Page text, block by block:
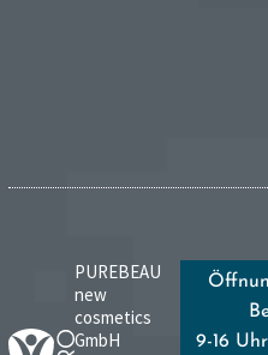
PUREBEAU
new
cosmetics
GmbH
9-16